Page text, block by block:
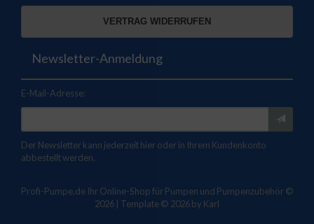
VERTRAG WIDERRUFEN
Newsletter-Anmeldung
E-Mail-Adresse:
Der Newsletter kann jederzeit hier oder in Ihrem Kundenkonto
abbestellt werden.
Profi-Pumpe.de Ihr Online-Shop für Pumpen und Pumpenzubehör ©
2026 | Template © 2026 by Karl